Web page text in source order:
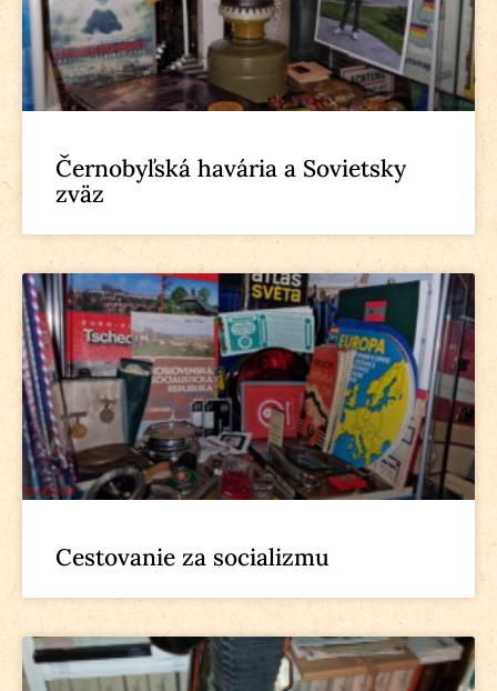
Černobyľská havária a Sovietsky
zväz
Cestovanie za socializmu